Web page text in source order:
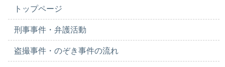
トップページ
刑事事件・弁護活動
盗撮事件・のぞき事件の流れ